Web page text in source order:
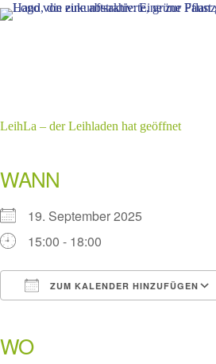
Zum
Inhalt
LeihLa – der Leihladen hat geöffnet
WANN
19. September 2025
15:00 - 18:00
ZUM KALENDER HINZUFÜGEN
WO